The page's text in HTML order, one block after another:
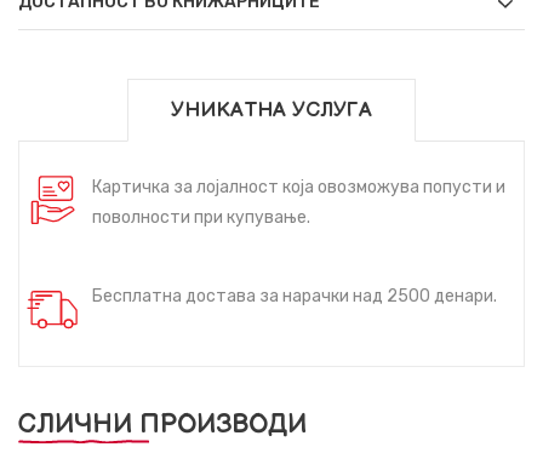
УНИКАТНА УСЛУГА
Картичка за лојалност која овозможува попусти и
поволности при купување.
Бесплатна достава за нарачки над 2500 денари.
СЛИЧНИ ПРОИЗВОДИ